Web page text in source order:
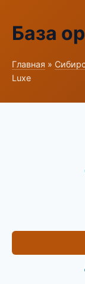
База
Главная »
Luxe